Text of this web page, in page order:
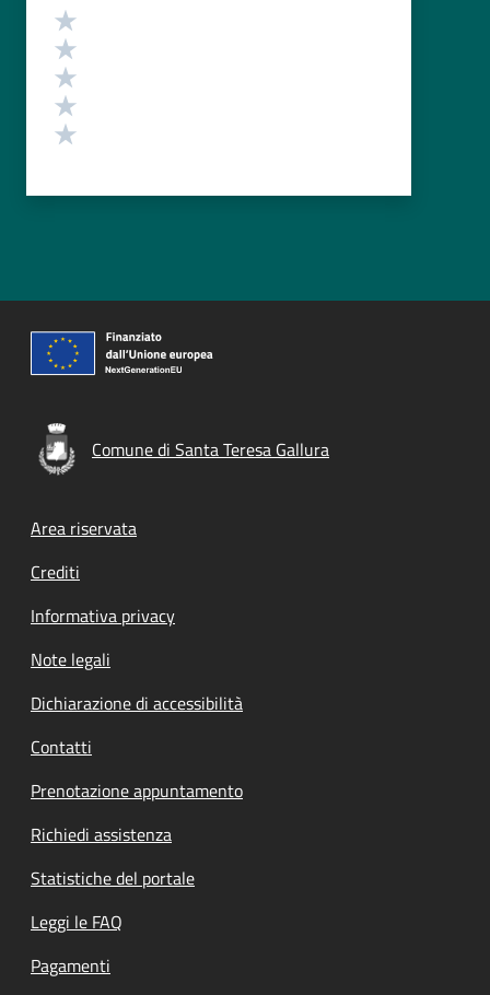
Valutazione
Comune di Santa Teresa Gallura
Footer menu
Area riservata
Crediti
Informativa privacy
Note legali
Dichiarazione di accessibilità
Contatti
Prenotazione appuntamento
Richiedi assistenza
Statistiche del portale
Leggi le FAQ
Pagamenti